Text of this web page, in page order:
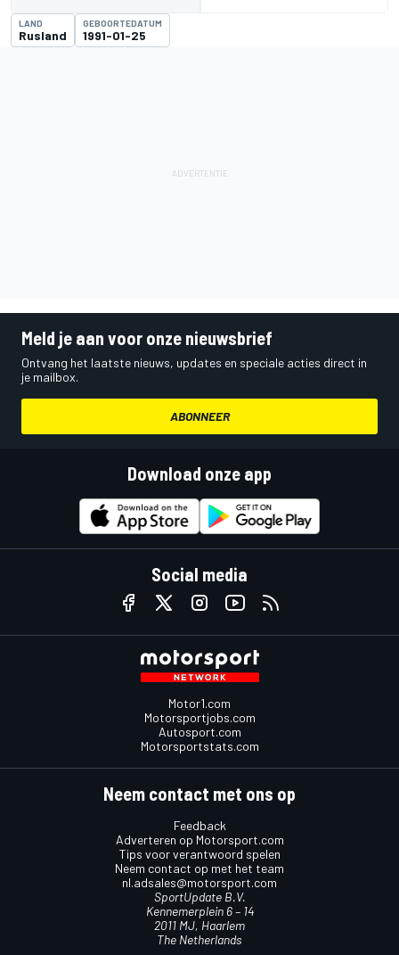
LAND
Rusland
GEBOORTEDATUM
1991-01-25
Meld je aan voor onze nieuwsbrief
Ontvang het laatste nieuws, updates en speciale acties direct in
je mailbox.
ABONNEER
Download onze app
Social media
Motor1.com
Motorsportjobs.com
Autosport.com
Motorsportstats.com
Neem contact met ons op
Feedback
Adverteren op Motorsport.com
Tips voor verantwoord spelen
Neem contact op met het team
nl.adsales@motorsport.com
SportUpdate B.V.
Kennemerplein 6 – 14
2011 MJ, Haarlem
The Netherlands